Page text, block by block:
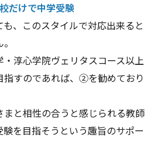
だけで中学受験
、このスタイルで対応出来ると
淳心学院ヴェリタスコース以上
指すのであれば、②を勧めており
と相性の合うと感じられる教師
を目指そうという趣旨のサポー